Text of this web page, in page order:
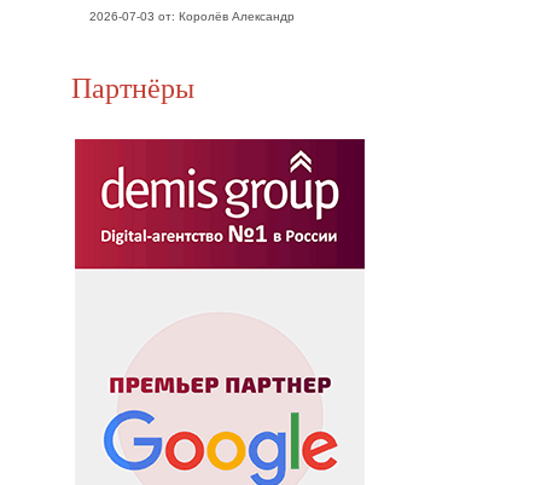
2026-07-03 от: Королёв Александр
Партнёры